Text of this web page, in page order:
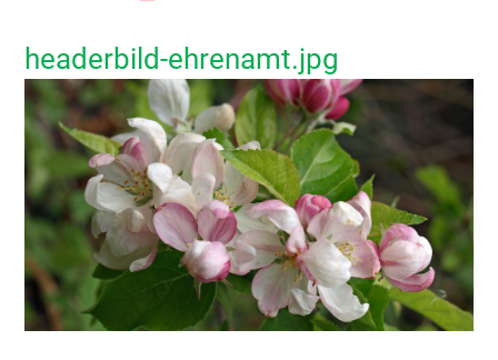
headerbild-ehrenamt.jpg